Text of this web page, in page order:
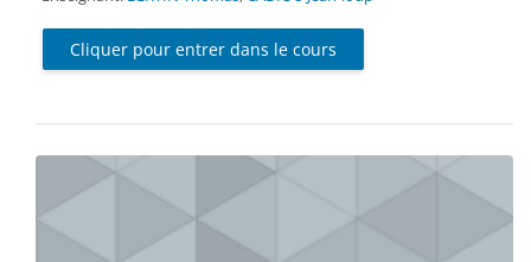
Cliquer pour entrer dans le cours